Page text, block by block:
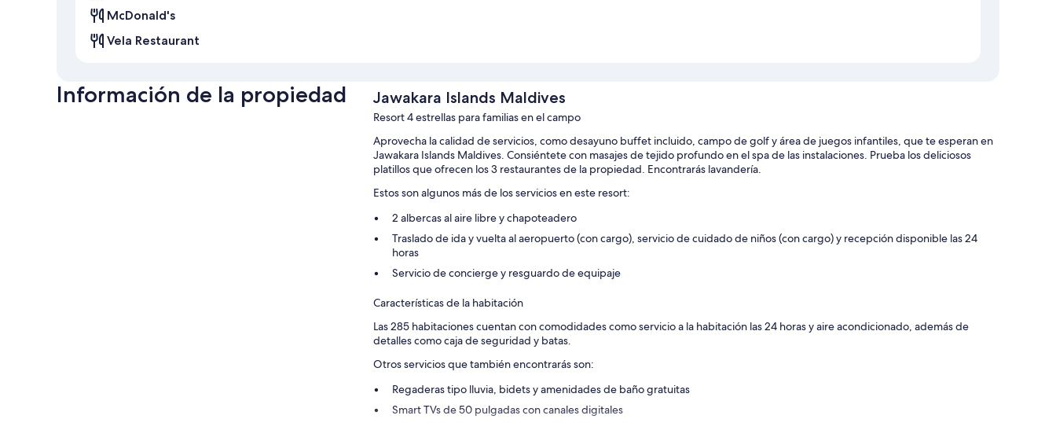
McDonald's
Vela Restaurant
Información de la propiedad Jawakara Islands Maldives
Resort 4 estrellas para familias en el campo
Aprovecha la calidad de servicios, como desayuno buffet incluido, campo de golf y área de juegos infantiles, que te esperan en
Jawakara Islands Maldives. Consiéntete con masajes de tejido profundo en el spa de las instalaciones. Prueba los deliciosos
platillos que ofrecen los 3 restaurantes de la propiedad. Encontrarás lavandería.
Estos son algunos más de los servicios en este resort:
2 albercas al aire libre y chapoteadero
Traslado de ida y vuelta al aeropuerto (con cargo), servicio de cuidado de niños (con cargo) y recepción disponible las 24
horas
Servicio de concierge y resguardo de equipaje
Características de la habitación
Las 285 habitaciones cuentan con comodidades como servicio a la habitación las 24 horas y aire acondicionado, además de
detalles como caja de seguridad y batas.
Otros servicios que también encontrarás son:
Regaderas tipo lluvia, bidets y amenidades de baño gratuitas
Smart TVs de 50 pulgadas con canales digitales